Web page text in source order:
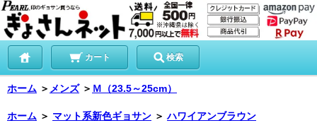
カート 検索
ホーム ＞ メンズ ＞ Ｍ（23.5～25cm）
ホーム ＞ マット系新色ギョサン ＞ ハワイアンブラウン